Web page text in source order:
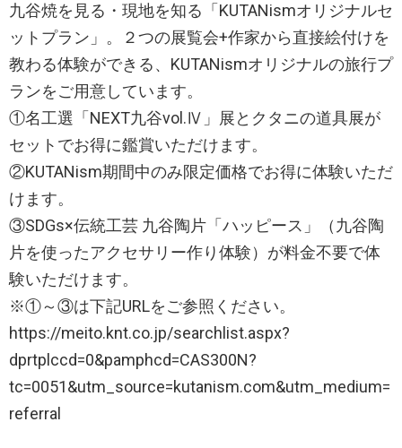
九谷焼を見る・現地を知る「KUTANismオリジナルセ
ットプラン」。２つの展覧会+作家から直接絵付けを
教わる体験ができる、KUTANismオリジナルの旅行プ
ランをご用意しています。
①名工選「NEXT九谷vol.Ⅳ」展とクタニの道具展が
セットでお得に鑑賞いただけます。
②KUTANism期間中のみ限定価格でお得に体験いただ
けます。
③SDGs×伝統工芸 九谷陶片「ハッピース」（九谷陶
片を使ったアクセサリー作り体験）が料金不要で体
験いただけます。
※①～③は下記URLをご参照ください。
https://meito.knt.co.jp/searchlist.aspx?
dprtplccd=0&pamphcd=CAS300N?
tc=0051&utm_source=kutanism.com&utm_medium=
referral